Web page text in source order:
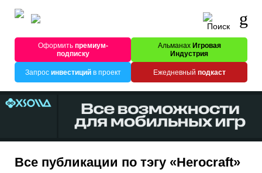
Оформитьпремиум-
подписку
Альманах Игровая
Индустрия
Запрос инвестицийв проект Ежедневный подкаст
Все публикации по тэгу «Herocraft»